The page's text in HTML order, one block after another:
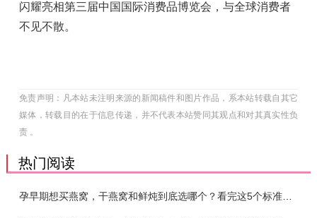
闪耀亮相第三届中国国际消费品博览会，与全球消费者
不见不散。
免责声明：凡本站未注明来源的新闻稿件和图片作品，系本站转载自其它
媒体，转载目的在于信息传递，并不代表本站赞同其观点和对其真实性负
责 。
热门阅读
孕早期想买燕窝，干燕窝和鲜炖到底选哪个？看完这5个标准再下单